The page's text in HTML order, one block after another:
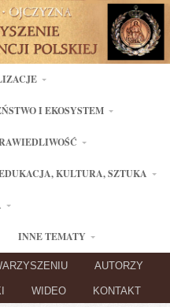
I EKOSYSTEM
KULTURA, SZTUKA
INNE TEMATY
AUTORZY
WIDEO KONTAKT